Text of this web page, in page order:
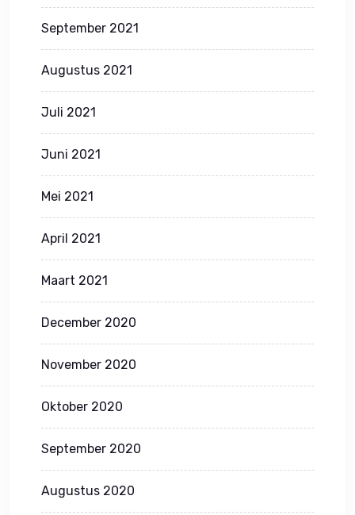
September 2021
Augustus 2021
Juli 2021
Juni 2021
Mei 2021
April 2021
Maart 2021
December 2020
November 2020
Oktober 2020
September 2020
Augustus 2020